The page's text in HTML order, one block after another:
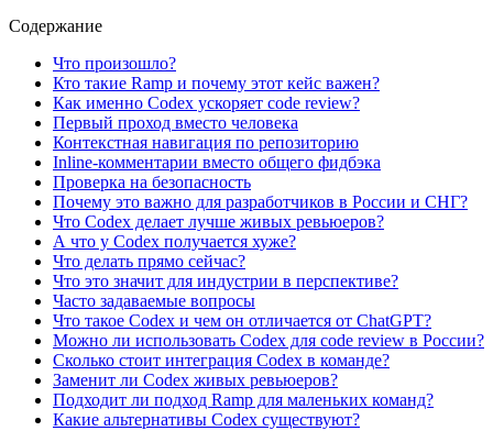
Содержание
Что произошло?
Кто такие Ramp и почему этот кейс важен?
Как именно Codex ускоряет code review?
Первый проход вместо человека
Контекстная навигация по репозиторию
Inline-комментарии вместо общего фидбэка
Проверка на безопасность
Почему это важно для разработчиков в России и СНГ?
Что Codex делает лучше живых ревьюеров?
А что у Codex получается хуже?
Что делать прямо сейчас?
Что это значит для индустрии в перспективе?
Часто задаваемые вопросы
Что такое Codex и чем он отличается от ChatGPT?
Можно ли использовать Codex для code review в России?
Сколько стоит интеграция Codex в команде?
Заменит ли Codex живых ревьюеров?
Подходит ли подход Ramp для маленьких команд?
Какие альтернативы Codex существуют?